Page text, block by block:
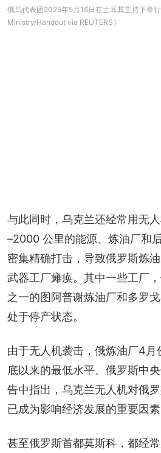
俄乌代表团2025年5月16日在土耳其主持下举
Ministry/Handout via REUTERS）
与此同时，乌克兰还经常用无
–2000 公里的能源、炼油厂和
密集精确打击，导致俄罗斯炼
武器工厂瘫痪。其中一些工厂
之一的图阿普谢炼油厂和多罗
处于停产状态。
由于无人机袭击，俄炼油厂4
底以来的最低水平。俄罗斯中
告中指出，乌克兰无人机对俄
已成为影响经济发展的重要因素
甚至俄罗斯首都莫斯科，都经